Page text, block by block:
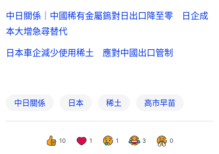
中日關係｜中國稀有金屬鎢對日出口降至零 日企成
本大增急尋替代
日本車企減少使用稀土 應對中國出口管制
中日關係 日本 稀土 高市早苗
10 1 1 3 0